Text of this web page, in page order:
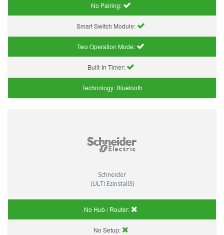
No Pairing:
Smart Switch Module:
Two Operation Mode:
Built-In Timer:
Technology: Bluetooth
Schneider
(ULTI Ezinstall3)
No Hub / Router:
No Setup: